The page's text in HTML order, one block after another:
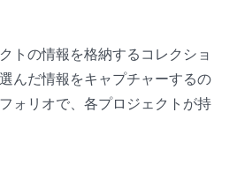
トの情報を格納するコレクショ
んだ情報をキャプチャーするの
ォリオで、各プロジェクトが持